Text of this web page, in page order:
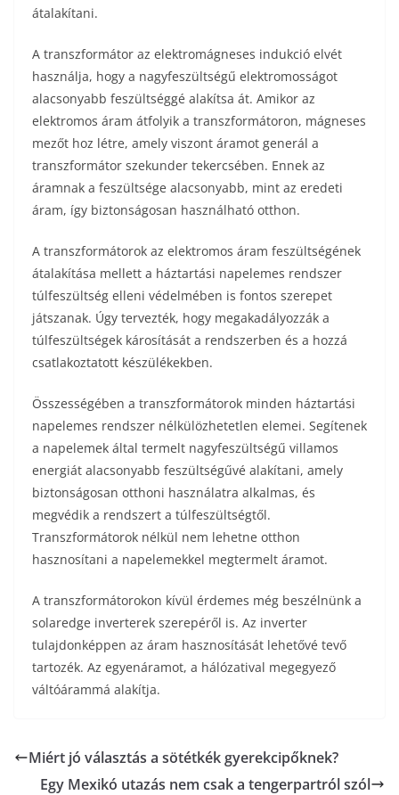
átalakítani.
A transzformátor az elektromágneses indukció elvét
használja, hogy a nagyfeszültségű elektromosságot
alacsonyabb feszültséggé alakítsa át. Amikor az
elektromos áram átfolyik a transzformátoron, mágneses
mezőt hoz létre, amely viszont áramot generál a
transzformátor szekunder tekercsében. Ennek az
áramnak a feszültsége alacsonyabb, mint az eredeti
áram, így biztonságosan használható otthon.
A transzformátorok az elektromos áram feszültségének
átalakítása mellett a háztartási napelemes rendszer
túlfeszültség elleni védelmében is fontos szerepet
játszanak. Úgy tervezték, hogy megakadályozzák a
túlfeszültségek károsítását a rendszerben és a hozzá
csatlakoztatott készülékekben.
Összességében a transzformátorok minden háztartási
napelemes rendszer nélkülözhetetlen elemei. Segítenek
a napelemek által termelt nagyfeszültségű villamos
energiát alacsonyabb feszültségűvé alakítani, amely
biztonságosan otthoni használatra alkalmas, és
megvédik a rendszert a túlfeszültségtől.
Transzformátorok nélkül nem lehetne otthon
hasznosítani a napelemekkel megtermelt áramot.
A transzformátorokon kívül érdemes még beszélnünk a
solaredge inverterek szerepéről is. Az inverter
tulajdonképpen az áram hasznosítását lehetővé tevő
tartozék. Az egyenáramot, a hálózatival megegyező
váltóárammá alakítja.
Miért jó választás a sötétkék gyerekcipőknek?
Egy Mexikó utazás nem csak a tengerpartról szól